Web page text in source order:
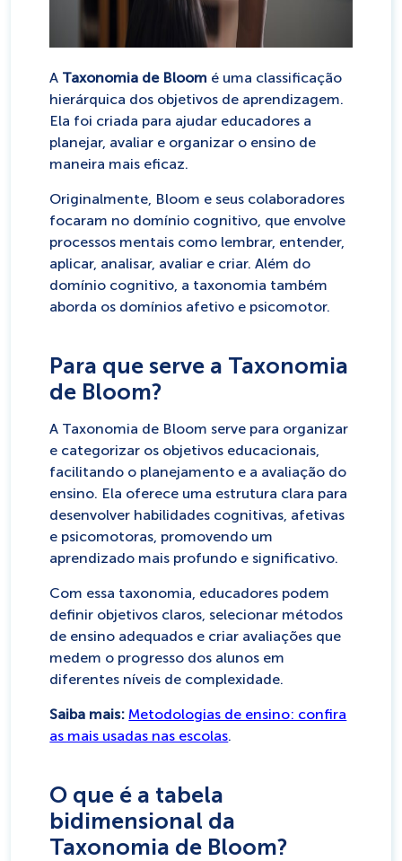
A Taxonomia de Bloom é uma classificação
hierárquica dos objetivos de aprendizagem.
Ela foi criada para ajudar educadores a
planejar, avaliar e organizar o ensino de
maneira mais eficaz.
Originalmente, Bloom e seus colaboradores
focaram no domínio cognitivo, que envolve
processos mentais como lembrar, entender,
aplicar, analisar, avaliar e criar. Além do
domínio cognitivo, a taxonomia também
aborda os domínios afetivo e psicomotor.
Para que serve a Taxonomia
de Bloom?
A Taxonomia de Bloom serve para organizar
e categorizar os objetivos educacionais,
facilitando o planejamento e a avaliação do
ensino. Ela oferece uma estrutura clara para
desenvolver habilidades cognitivas, afetivas
e psicomotoras, promovendo um
aprendizado mais profundo e significativo.
Com essa taxonomia, educadores podem
definir objetivos claros, selecionar métodos
de ensino adequados e criar avaliações que
medem o progresso dos alunos em
diferentes níveis de complexidade.
Saiba mais: Metodologias de ensino: confira
as mais usadas nas escolas.
O que é a tabela
bidimensional da
Taxonomia de Bloom?